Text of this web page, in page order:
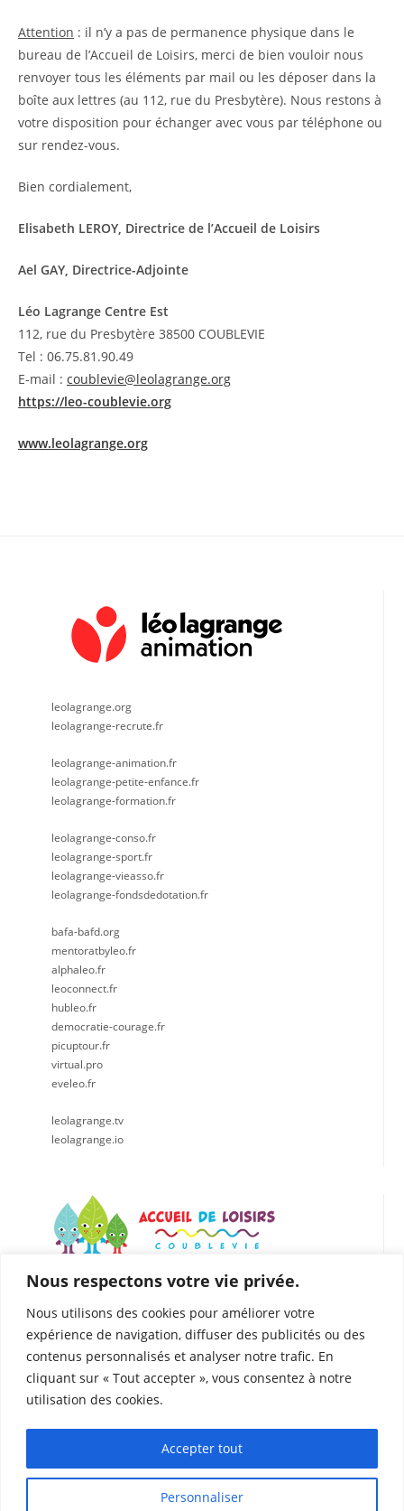
Nous respectons votre vie privée.
Nous utilisons des cookies pour améliorer votre
expérience de navigation, diffuser des publicités ou des
contenus personnalisés et analyser notre trafic. En
cliquant sur « Tout accepter », vous consentez à notre
utilisation des cookies.
Personnaliser
Accepter tout
Attention : il n’y a pas de permanence physique dans le
bureau de l’Accueil de Loisirs, merci de bien vouloir nous
renvoyer tous les éléments par mail ou les déposer dans la
boîte aux lettres (au 112, rue du Presbytère). Nous restons à
votre disposition pour échanger avec vous par téléphone ou
sur rendez-vous.
Bien cordialement,
Elisabeth LEROY, Directrice de l’Accueil de Loisirs
Ael GAY, Directrice-Adjointe
Léo Lagrange Centre Est
112, rue du Presbytère 38500 COUBLEVIE
Tel : 06.75.81.90.49
E-mail : coublevie@leolagrange.org
https://leo-coublevie.org
www.leolagrange.org
leolagrange.org
leolagrange-recrute.fr
leolagrange-animation.fr
leolagrange-petite-enfance.fr
leolagrange-formation.fr
leolagrange-conso.fr
leolagrange-sport.fr
leolagrange-vieasso.fr
leolagrange-fondsdedotation.fr
bafa-bafd.org
mentoratbyleo.fr
alphaleo.fr
leoconnect.fr
hubleo.fr
democratie-courage.fr
picuptour.fr
virtual.pro
eveleo.fr
leolagrange.tv
leolagrange.io
LÉO LAGRANGE CENTRE EST
112 Rue du Presbytère, 38500 Coublevie
04.76.05.04.25
06. 75.81.90.49
coublevie@leolagrange.org